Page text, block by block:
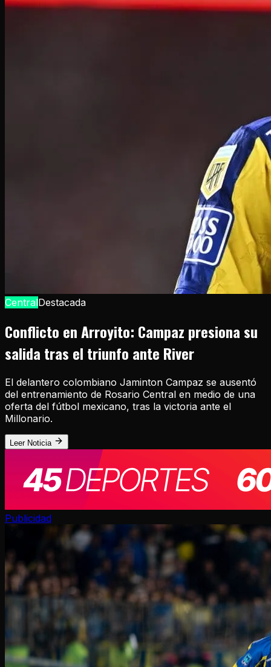
CentralDestacada
Conflicto en Arroyito: Campaz presiona su
salida tras el triunfo ante River
El delantero colombiano Jaminton Campaz se ausentó
del entrenamiento de Rosario Central en medio de una
oferta del fútbol mexicano, tras la victoria ante el
Millonario.
Leer Noticia
Publicidad